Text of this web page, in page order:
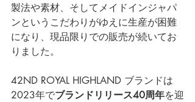
製法や素材、そしてメイドインジャパ
ンというこだわりがゆえに生産が困難
になり、現品限りでの販売が続いてお
りました。
42ND ROYAL HIGHLAND ブランドは
2023年でブランドリリース40周年を迎